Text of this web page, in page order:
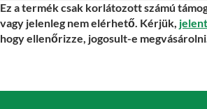
Ez a termék csak korlátozott számú
vagy jelenleg nem elérhető. Kérjük,
hogy ellenőrizze, jogosult-e